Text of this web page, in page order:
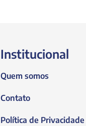
Institucional
Quem somos
Contato
Política de Privacidade